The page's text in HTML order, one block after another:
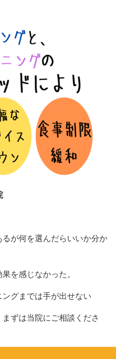
るが何を選んだらいいか分か
を感じなかった。
ングまでは手が出せない
ずは当院にご相談くださ